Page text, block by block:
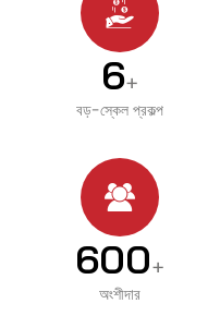
6+
বড়-স্কেল প্রকল্প
600+
অংশীদার